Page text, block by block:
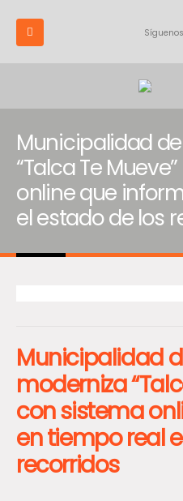
Municipalidad
“Talca Te
online que
el estado de los
Municipalidad
moderniza
con sistema
en tiempo real
recorridos